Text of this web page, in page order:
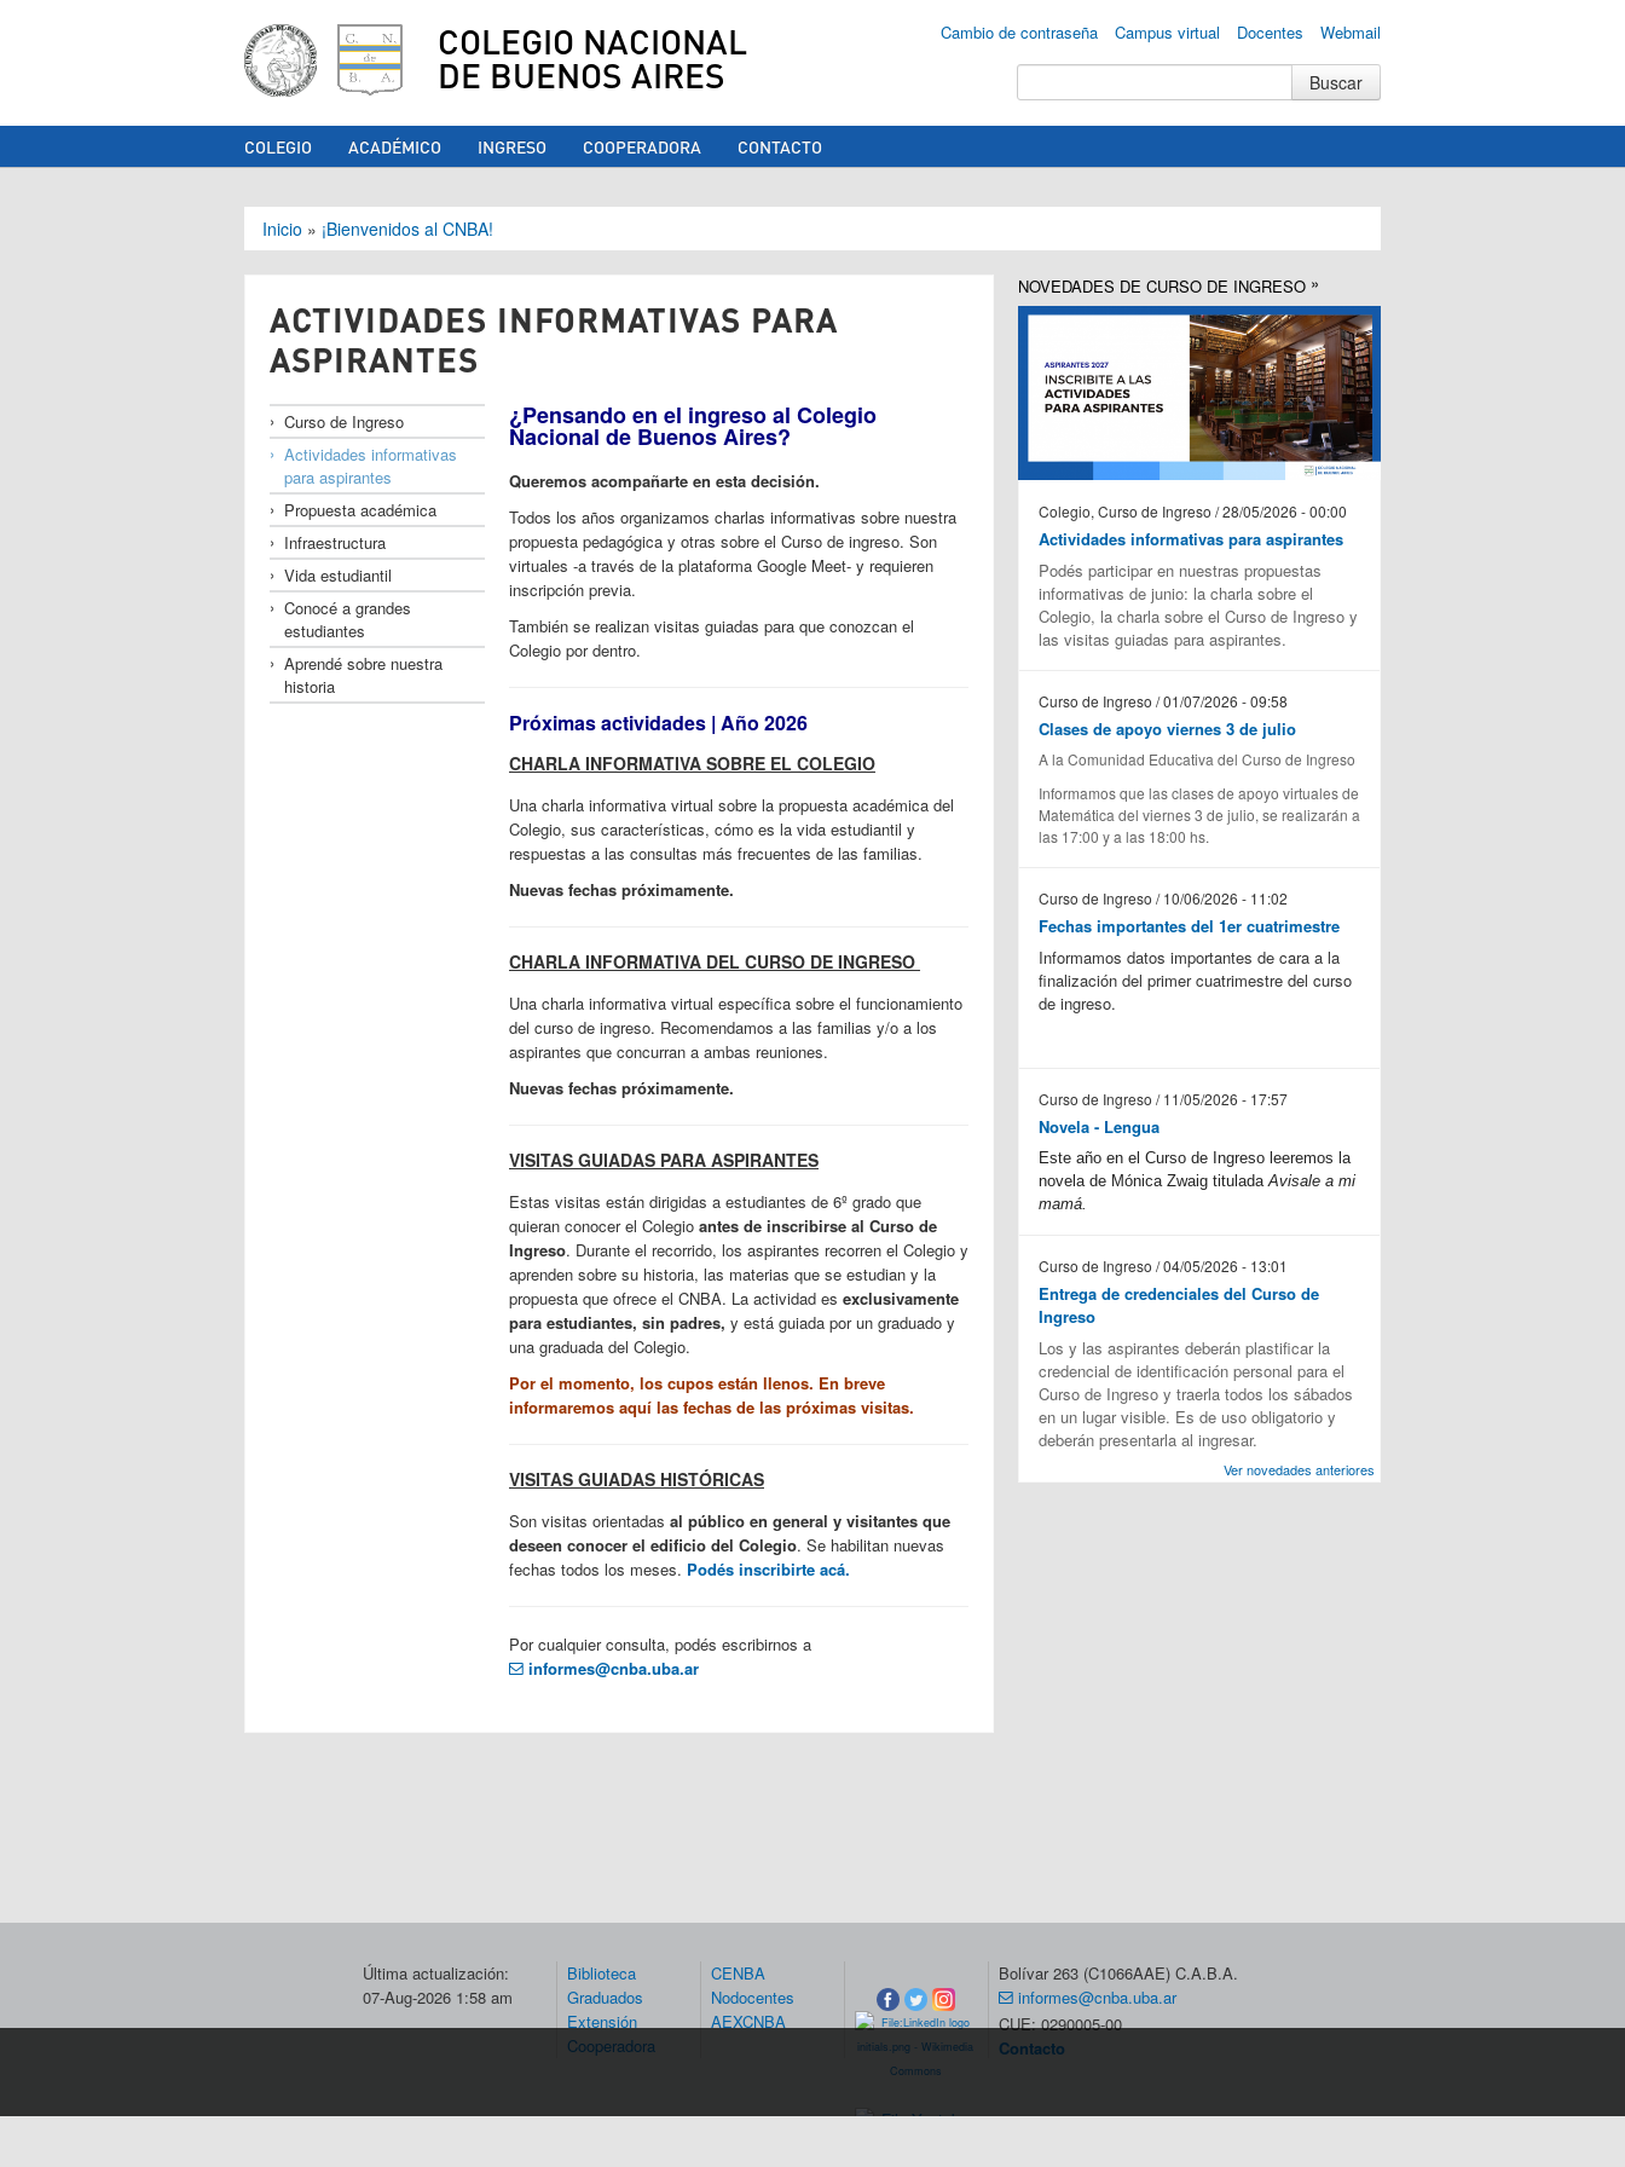
COLEGIO NACIONAL
DE BUENOS AIRES
Cambio de contraseña Campus virtual Docentes Webmail
COLEGIO ACADÉMICO INGRESO COOPERADORA CONTACTO
Se encuentra usted aquí
Inicio » ¡Bienvenidos al CNBA!
ACTIVIDADES INFORMATIVAS PARA
ASPIRANTES
Curso de Ingreso
Actividades informativas
para aspirantes
Propuesta académica
Infraestructura
Vida estudiantil
Conocé a grandes
estudiantes
Aprendé sobre nuestra
historia
¿Pensando en el ingreso al Colegio
Nacional de Buenos Aires?
Queremos acompañarte en esta decisión.
Todos los años organizamos charlas informativas sobre nuestra
propuesta pedagógica y otras sobre el Curso de ingreso. Son
virtuales -a través de la plataforma Google Meet- y requieren
inscripción previa.
También se realizan visitas guiadas para que conozcan el
Colegio por dentro.
Próximas actividades | Año 2026
CHARLA INFORMATIVA SOBRE EL COLEGIO
Una charla informativa virtual sobre la propuesta académica del
Colegio, sus características, cómo es la vida estudiantil y
respuestas a las consultas más frecuentes de las familias.
Nuevas fechas próximamente.
CHARLA INFORMATIVA DEL CURSO DE INGRESO
Una charla informativa virtual específica sobre el funcionamiento
del curso de ingreso. Recomendamos a las familias y/o a los
aspirantes que concurran a ambas reuniones.
Nuevas fechas próximamente.
VISITAS GUIADAS PARA ASPIRANTES
Estas visitas están dirigidas a estudiantes de 6º grado que
quieran conocer el Colegio antes de inscribirse al Curso de
Ingreso. Durante el recorrido, los aspirantes recorren el Colegio y
aprenden sobre su historia, las materias que se estudian y la
propuesta que ofrece el CNBA. La actividad es exclusivamente
para estudiantes, sin padres, y está guiada por un graduado y
una graduada del Colegio.
Por el momento, los cupos están llenos. En breve
informaremos aquí las fechas de las próximas visitas.
VISITAS GUIADAS HISTÓRICAS
Son visitas orientadas al público en general y visitantes que
deseen conocer el edificio del Colegio. Se habilitan nuevas
fechas todos los meses. Podés inscribirte acá.
Por cualquier consulta, podés escribirnos a
informes@cnba.uba.ar
NOVEDADES DE CURSO DE INGRESO
Colegio, Curso de Ingreso / 28/05/2026 - 00:00
Actividades informativas para aspirantes
Podés participar en nuestras propuestas
informativas de junio: la charla sobre el
Colegio, la charla sobre el Curso de Ingreso y
las visitas guiadas para aspirantes.
Curso de Ingreso / 01/07/2026 - 09:58
Clases de apoyo viernes 3 de julio
A la Comunidad Educativa del Curso de Ingreso
Informamos que las clases de apoyo virtuales de
Matemática del viernes 3 de julio, se realizarán a
las 17:00 y a las 18:00 hs.
Curso de Ingreso / 10/06/2026 - 11:02
Fechas importantes del 1er cuatrimestre
Informamos datos importantes de cara a la
finalización del primer cuatrimestre del curso
de ingreso.
Curso de Ingreso / 11/05/2026 - 17:57
Novela - Lengua
Este año en el Curso de Ingreso leeremos la
novela de Mónica Zwaig tituladaAvisale a mi
mamá.
Curso de Ingreso / 04/05/2026 - 13:01
Entrega de credenciales del Curso de
Ingreso
Los y las aspirantes deberán plastificar la
credencial de identificación personal para el
Curso de Ingreso y traerla todos los sábados
en un lugar visible. Es de uso obligatorio y
deberán presentarla al ingresar.
Ver novedades anteriores
Última actualización:
07-Aug-2026 1:58 am
Biblioteca
Graduados
Extensión
Cooperadora
CENBA
Nodocentes
AEXCNBA
Bolívar 263 (C1066AAE) C.A.B.A.
informes@cnba.uba.ar
CUE: 0290005-00
Contacto